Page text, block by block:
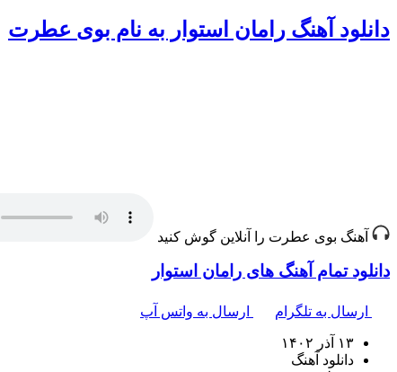
دانلود آهنگ رامان استوار به نام بوی عطرت
آهنگ بوی عطرت را آنلاین گوش کنید
دانلود تمام آهنگ های رامان استوار
ارسال به تلگرام ارسال به واتس آپ
۱۳ آذر ۱۴۰۲
دانلود آهنگ